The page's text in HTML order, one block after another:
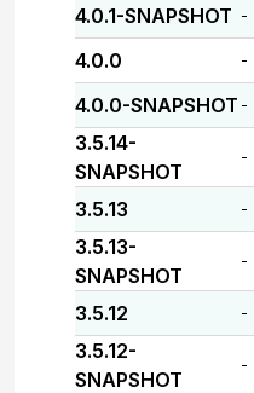
4.0.1-SNAPSHOT -
4.0.0 -
4.0.0-SNAPSHOT -
3.5.14-
SNAPSHOT
-
3.5.13 -
3.5.13-
SNAPSHOT
-
3.5.12 -
3.5.12-
SNAPSHOT
-